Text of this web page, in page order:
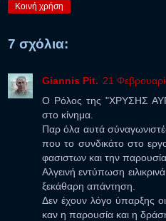
Κοινή χρήση
7 σχόλια:
Giannis Pit. 21
Ο Ρόλος της "ΧΡΥΣΗΣ
στο κίνημα.
Παρ όλα αυτά
που το συνδικάτο στο
φασιστων και την παρουσία
Αλγεινή εντύπωση
ξεκάθαρη απάντηση.
Δεν έχουν λόγο ύπαρξης οι
καν η παρουσία και η